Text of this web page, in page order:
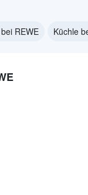
REWE Küchle